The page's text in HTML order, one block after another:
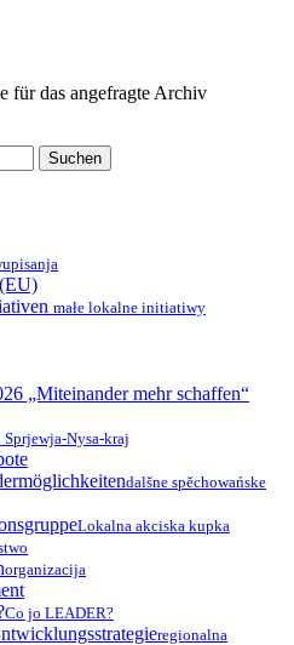
für das angefragte Archiv
Suchen
Suchen
małe lokalne initiatiwy
„Miteinander mehr schaffen“
Sprjewja-Nysa-kraj
dalšne spěchowańske
Lokalna akciska kupka
organizacija
Co jo LEADER?
regionalna